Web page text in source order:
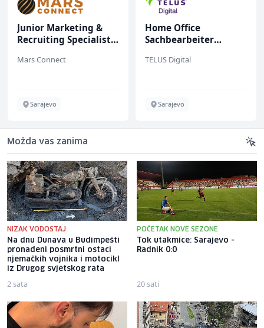
Junior Marketing &
Recruiting Specialist
Mars Connect
Sarajevo
Home Office
Sachbearbeiter
bekannten deutschen
TELUS Digital
Sarajevo
Možda vas zanima
NIZAK VODOSTAJ
Na dnu Dunava u Budimpešti
pronađeni posmrtni ostaci
njemačkih vojnika i motocikl
iz Drugog svjetskog rata
2 sata
POČETAK NOVE SEZONE
Tok utakmice: Sarajevo -
Radnik 0:0
20 sati